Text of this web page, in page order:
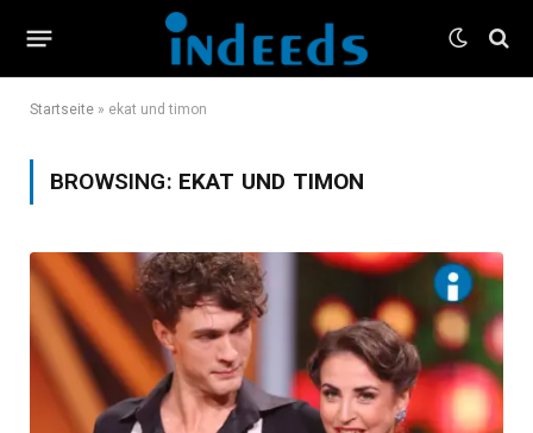
Startseite » ekat und timon
BROWSING: EKAT UND TIMON